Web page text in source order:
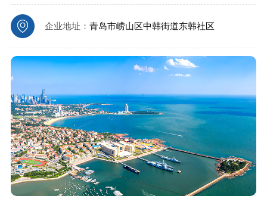
企业地址： 青岛市崂山区中韩街道东韩社区